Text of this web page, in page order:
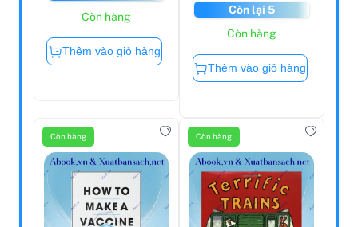
Còn hàng
Thêm vào giỏ hàng
Còn lại 5
Còn hàng
Thêm vào giỏ hàng
Còn hàng Còn hàng